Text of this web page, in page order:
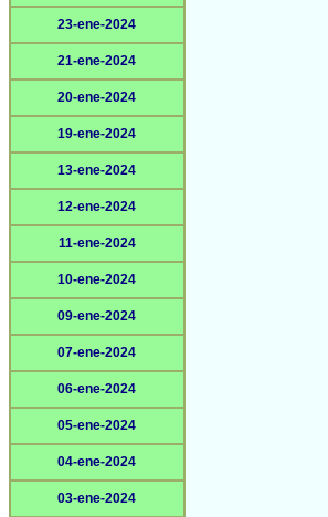
23-ene-2024
21-ene-2024
20-ene-2024
19-ene-2024
13-ene-2024
12-ene-2024
11-ene-2024
10-ene-2024
09-ene-2024
07-ene-2024
06-ene-2024
05-ene-2024
04-ene-2024
03-ene-2024